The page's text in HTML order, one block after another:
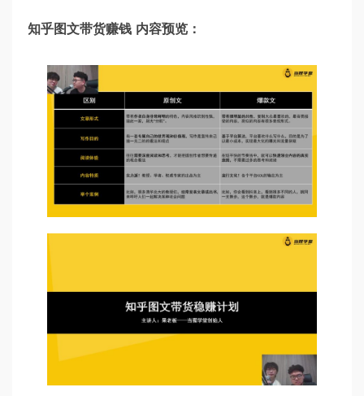
知乎图文带货赚钱 内容预览：